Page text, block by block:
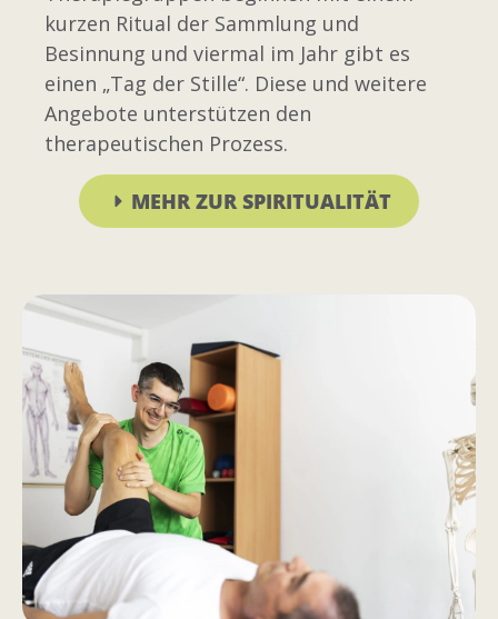
kurzen Ritual der Sammlung und
Besinnung und viermal im Jahr gibt es
einen „Tag der Stille“. Diese und weitere
Angebote unterstützen den
therapeutischen Prozess.
MEHR ZUR SPIRITUALITÄT